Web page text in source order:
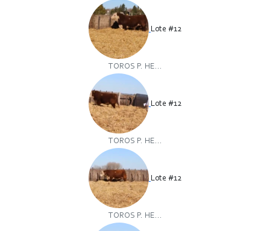
Lote #12
TOROS P. HE...
Lote #12
TOROS P. HE...
Lote #12
TOROS P. HE...